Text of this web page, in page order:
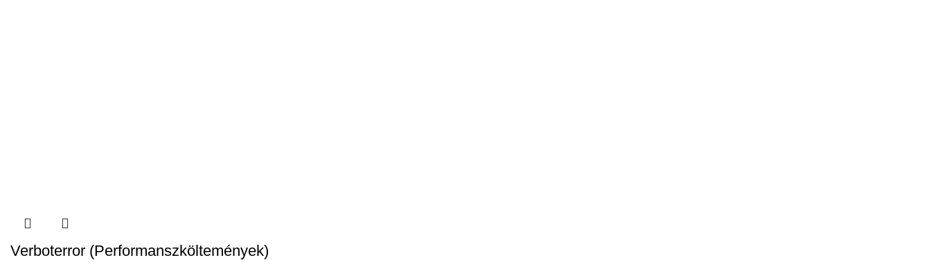
Verboterror (Performanszköltemények)